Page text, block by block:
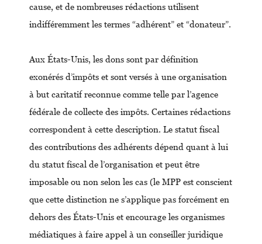
cause, et de nombreuses rédactions utilisent
indifféremment les termes “adhérent” et “donateur”.
Aux États-Unis, les dons sont par définition
exonérés d’impôts et sont versés à une organisation
à but caritatif reconnue comme telle par l’agence
fédérale de collecte des impôts. Certaines rédactions
correspondent à cette description. Le statut fiscal
des contributions des adhérents dépend quant à lui
du statut fiscal de l’organisation et peut être
imposable ou non selon les cas (le MPP est conscient
que cette distinction ne s’applique pas forcément en
dehors des États-Unis et encourage les organismes
médiatiques à faire appel à un conseiller juridique